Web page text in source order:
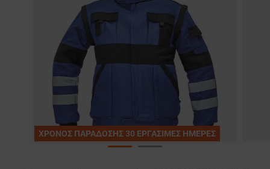
ΧΡΟΝΟΣ ΠΑΡΑΔΟΣΗΣ 30 ΕΡΓΑΣΙΜΕΣ ΗΜΕΡΕΣ